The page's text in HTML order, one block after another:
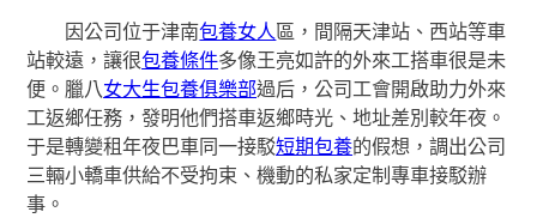
因公司位于津南包養女人區，間隔天津站、西站等車
站較遠，讓很包養條件多像王亮如許的外來工搭車很是未
便。臘八女大生包養俱樂部過后，公司工會開啟助力外來
工返鄉任務，發明他們搭車返鄉時光、地址差別較年夜。
于是轉變租年夜巴車同一接駁短期包養的假想，調出公司
三輛小轎車供給不受拘束、機動的私家定制專車接駁辦
事。